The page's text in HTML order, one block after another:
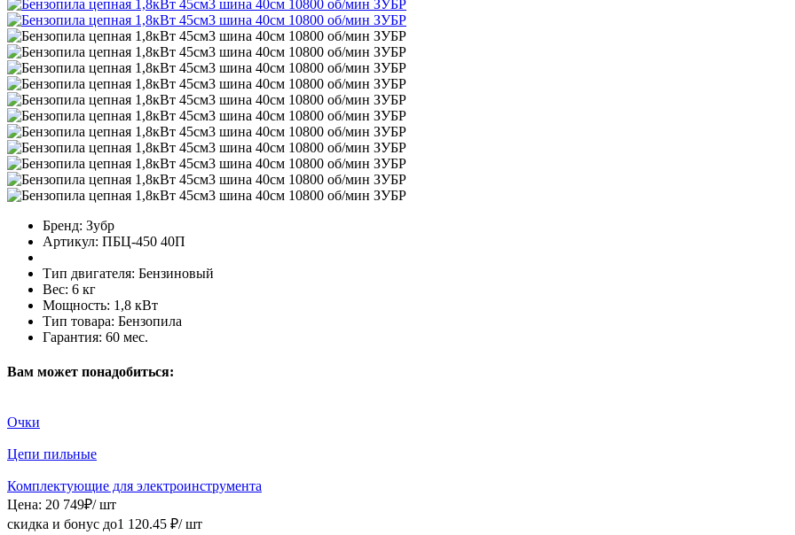
Бренд: Зубр
Артикул: ПБЦ-450 40П
Тип двигателя: Бензиновый
Вес: 6 кг
Мощность: 1,8 кВт
Тип товара: Бензопила
Гарантия: 60 мес.
Вам может понадобиться:
Очки
Цепи пильные
Комплектующие для электроинструмента
Цена: 20 749₽/ шт
скидка и бонус до1 120.45 ₽/ шт